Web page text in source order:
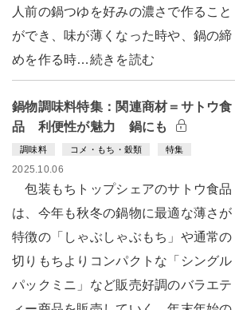
人前の鍋つゆを好みの濃さで作ること
ができ、味が薄くなった時や、鍋の締
めを作る時…続きを読む
鍋物調味料特集：関連商材＝サトウ食
品 利便性が魅力 鍋にも
調味料 コメ・もち・穀類 特集
2025.10.06
包装もちトップシェアのサトウ食品
は、今年も秋冬の鍋物に最適な薄さが
特徴の「しゃぶしゃぶもち」や通常の
切りもちよりコンパクトな「シングル
パックミニ」など販売好調のバラエテ